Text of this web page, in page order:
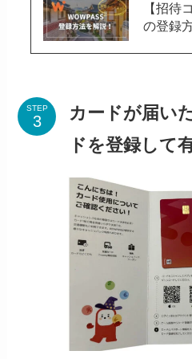
【招待
の登録
STEP
カードが届い
ドを登録して